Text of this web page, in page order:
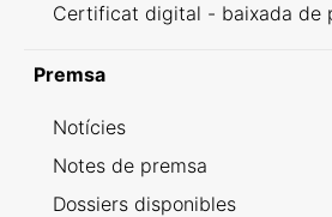
Certificat digital - baixada de
Premsa
Notícies
Notes de premsa
Dossiers disponibles